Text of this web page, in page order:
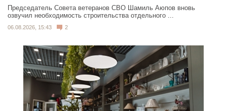
Председатель Совета ветеранов СВО Шамиль Аюпов вновь
озвучил необходимость строительства отдельного ...
06.08.2026, 15:43 2